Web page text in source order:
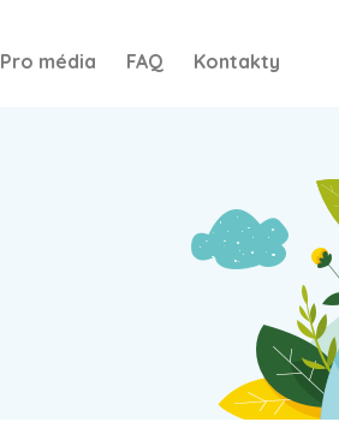
Pro média FAQ Kontakty